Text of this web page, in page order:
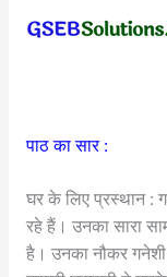
पाठ का सार :
घर के लिए प्रस्थान :
रहे हैं। उनका सारा
है। उनका नौकर